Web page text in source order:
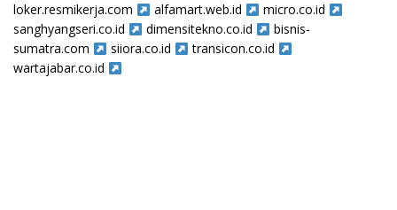
loker.resmikerja.com
alfamart.web.id
micro.co.id
sanghyangseri.co.id
dimensitekno.co.id
bisnis-
sumatra.com
siiora.co.id
transicon.co.id
wartajabar.co.id